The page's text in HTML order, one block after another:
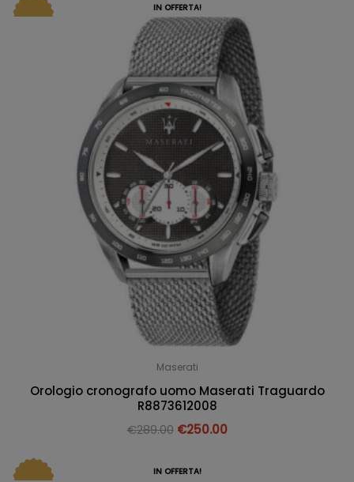
IN OFFERTA!
Maserati
Orologio cronografo uomo Maserati Traguardo
R8873612008
€289.00 €250.00
IN OFFERTA!